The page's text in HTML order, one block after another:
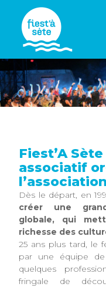
Fiest’A
associatif
Dès le départ, en
créer une
globale, qui
richesse des
25 ans plus tard, le
par une équipe
quelques
fringale de